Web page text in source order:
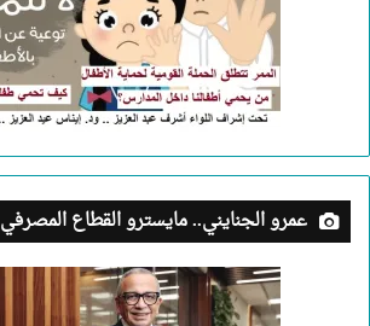
عمرو الجنايني.. مايسترو القطاع المصرفي